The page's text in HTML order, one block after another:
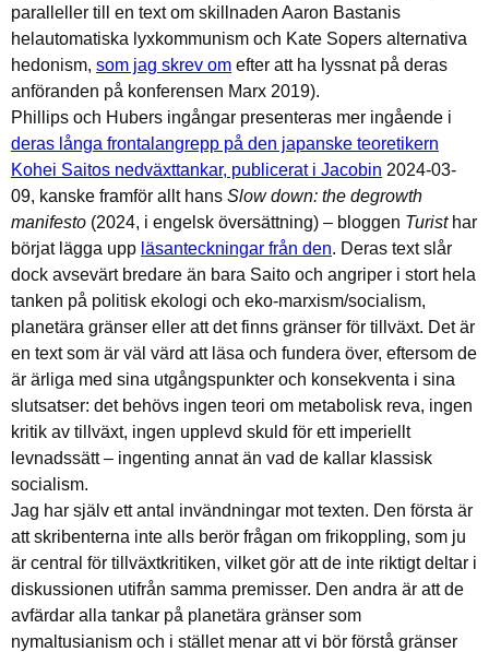
paralleller till en text om skillnaden Aaron Bastanis
helautomatiska lyxkommunism och Kate Sopers alternativa
hedonism, som jag skrev om efter att ha lyssnat på deras
anföranden på konferensen Marx 2019).
Phillips och Hubers ingångar presenteras mer ingående i
deras långa frontalangrepp på den japanske teoretikern
Kohei Saitos nedväxttankar, publicerat i Jacobin 2024-03-
09, kanske framför allt hans Slow down: the degrowth
manifesto (2024, i engelsk översättning) – bloggen Turisthar
börjat lägga upp läsanteckningar från den. Deras text slår
dock avsevärt bredare än bara Saito och angriper i stort hela
tanken på politisk ekologi och eko-marxism/socialism,
planetära gränser eller att det finns gränser för tillväxt. Det är
en text som är väl värd att läsa och fundera över, eftersom de
är ärliga med sina utgångspunkter och konsekventa i sina
slutsatser: det behövs ingen teori om metabolisk reva, ingen
kritik av tillväxt, ingen upplevd skuld för ett imperiellt
levnadssätt – ingenting annat än vad de kallar klassisk
socialism.
Jag har själv ett antal invändningar mot texten. Den första är
att skribenterna inte alls berör frågan om frikoppling, som ju
är central för tillväxtkritiken, vilket gör att de inte riktigt deltar i
diskussionen utifrån samma premisser. Den andra är att de
avfärdar alla tankar på planetära gränser som
nymaltusianism och i stället menar att vi bör förstå gränser